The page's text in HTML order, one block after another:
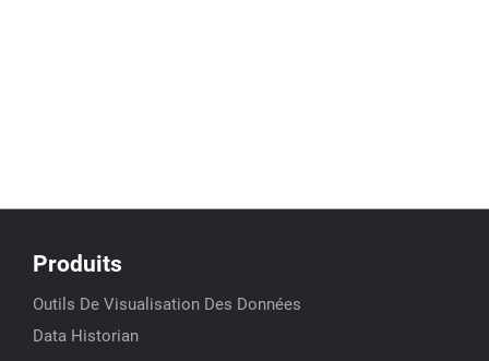
Produits
Outils De Visualisation Des Données
Data Historian